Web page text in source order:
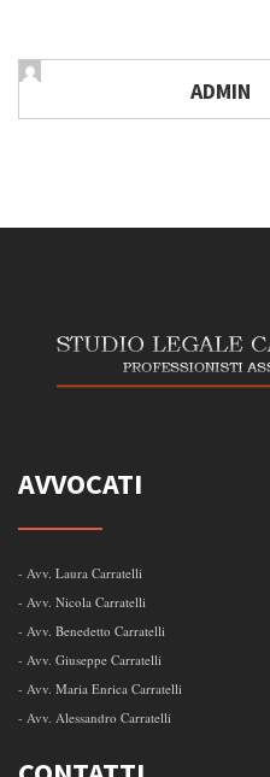
ADMIN
AVVOCATI
- Avv. Laura Carratelli
- Avv. Nicola Carratelli
- Avv. Benedetto Carratelli
- Avv. Giuseppe Carratelli
- Avv. Maria Enrica Carratelli
- Avv. Alessandro Carratelli